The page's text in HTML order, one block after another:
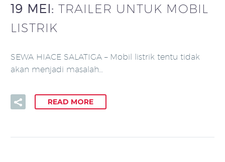
19 MEI: TRAILER UNTUK MOBIL
LISTRIK
SEWA HIACE SALATIGA – Mobil listrik tentu tidak
akan menjadi masalah…
READ MORE